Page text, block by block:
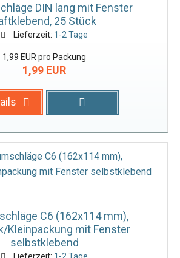
DIN lang mit Fenster
25 Stück
Lieferzeit: 1-2 Tage
1,99 EUR pro Packung
1,99 EUR
C6 (162x114 mm),
Kleinpackung mit Fenster
selbstklebend